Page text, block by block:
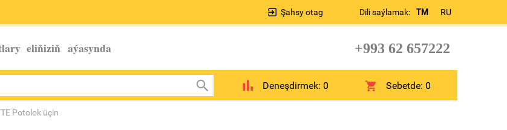
Dili saýlamak: TM RU
Şahsy otag
eliňiziň aýasynda +993 62 657222
Deneşdirmek: 0 Sebetde:0
Potolok üçin